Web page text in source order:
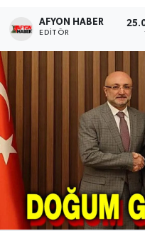
AFYON HABER
EDITÖR
Magazin
Etkinlikler